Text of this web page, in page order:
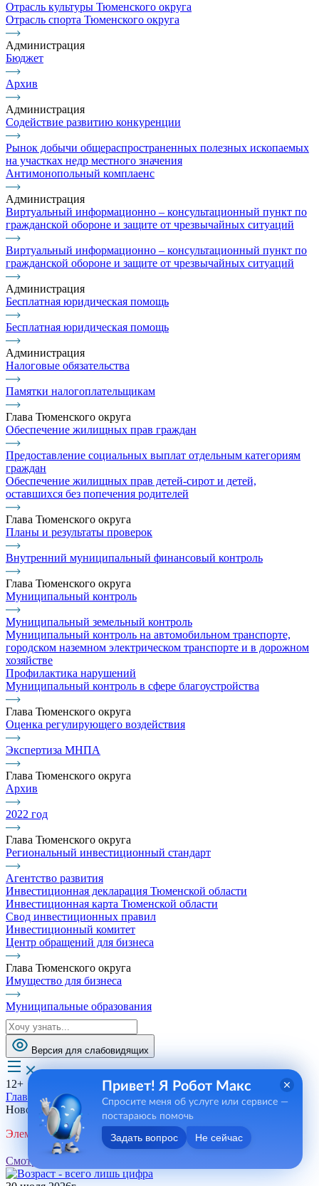
Отрасль культуры Тюменского округа
Отрасль спорта Тюменского округа
Администрация
Бюджет
Архив
Администрация
Содействие развитию конкуренции
Рынок добычи общераспространенных полезных ископаемых
на участках недр местного значения
Антимонопольный комплаенс
Администрация
Виртуальный информационно – консультационный пункт по
гражданской обороне и защите от чрезвычайных ситуаций
Виртуальный информационно – консультационный пункт по
гражданской обороне и защите от чрезвычайных ситуаций
Администрация
Бесплатная юридическая помощь
Бесплатная юридическая помощь
Администрация
Налоговые обязательства
Памятки налогоплательщикам
Глава Тюменского округа
Обеспечение жилищных прав граждан
Предоставление социальных выплат отдельным категориям
граждан
Обеспечение жилищных прав детей-сирот и детей,
оставшихся без попечения родителей
Глава Тюменского округа
Планы и результаты проверок
Внутренний муниципальный финансовый контроль
Глава Тюменского округа
Муниципальный контроль
Муниципальный земельный контроль
Муниципальный контроль на автомобильном транспорте,
городском наземном электрическом транспорте и в дорожном
хозяйстве
Профилактика нарушений
Муниципальный контроль в сфере благоустройства
Глава Тюменского округа
Оценка регулирующего воздействия
Экспертиза МНПА
Глава Тюменского округа
Архив
2022 год
Глава Тюменского округа
Региональный инвестиционный стандарт
Агентство развития
Инвестиционная декларация Тюменской области
Инвестиционная карта Тюменской области
Свод инвестиционных правил
Инвестиционный комитет
Центр обращений для бизнеса
Глава Тюменского округа
Имущество для бизнеса
Муниципальные образования
Версия для слабовидящих
12+
Главная
Новости, пресса, события
Элемент не найден!
Смотреть все
Привет! Я Робот Макс
Спросите меня об услуге или сервисе —
постараюсь помочь
Задать вопрос Не сейчас